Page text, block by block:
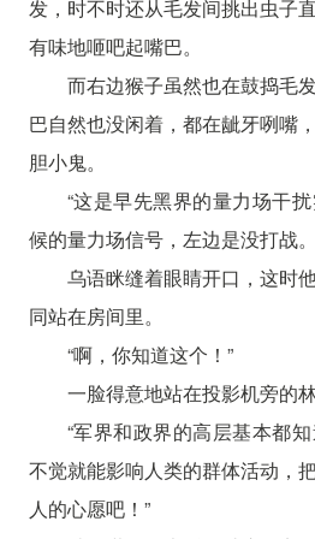
发，时不时还从毛发间挑出虫子
有味地咂吧起嘴巴。
而右边猴子虽然也在鼓捣毛
巴自然也没闲着，都在龇牙咧嘴
胆小鬼。
“这是早先黑界的量力场干
候的量力场信号，左边是没打战
乌语眯缝着眼睛开口，这时
同站在房间里。
“啊，你知道这个！”
一脸得意地站在投影机旁的
“军界和政界的高层基本都
不觉就能影响人类的群体活动，
人的心愿吧！”